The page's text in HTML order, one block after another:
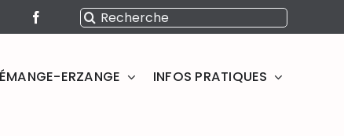
Rechercher:
ERZANGE INFOS PRATIQUES